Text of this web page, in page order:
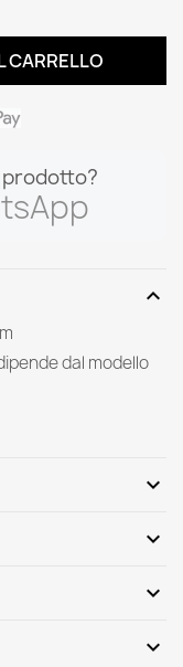
CARRELLO
prodotto?
expand_more
dal modello
expand_more
expand_more
expand_more
expand_more